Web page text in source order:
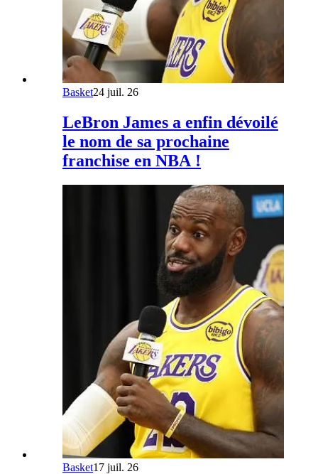
Basket24 juil. 26
LeBron James a enfin dévoilé
le nom de sa prochaine
franchise en NBA !
Basket17 juil. 26